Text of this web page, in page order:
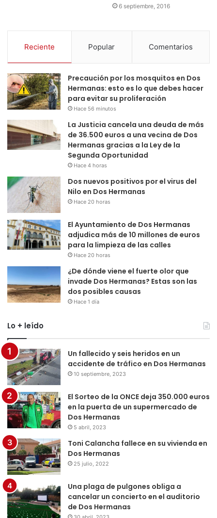
6 septiembre, 2016
Reciente Popular Comentarios
Precaución por los mosquitos en Dos
Hermanas: esto es lo que debes hacer
para evitar su proliferación
Hace 56 minutos
La Justicia cancela una deuda de más
de 36.500 euros a una vecina de Dos
Hermanas gracias a la Ley de la
Segunda Oportunidad
Hace 4 horas
Dos nuevos positivos por el virus del
Nilo en Dos Hermanas
Hace 20 horas
El Ayuntamiento de Dos Hermanas
adjudica más de 10 millones de euros
para la limpieza de las calles
Hace 20 horas
¿De dónde viene el fuerte olor que
invade Dos Hermanas? Estas son las
dos posibles causas
Hace 1 día
Lo + leído
Un fallecido y seis heridos en un
accidente de tráfico en Dos Hermanas
10 septiembre, 2023
El Sorteo de la ONCE deja 350.000 euros
en la puerta de un supermercado de
Dos Hermanas
5 abril, 2023
Toni Calancha fallece en su vivienda en
Dos Hermanas
25 julio, 2022
Una plaga de pulgones obliga a
cancelar un concierto en el auditorio
de Dos Hermanas